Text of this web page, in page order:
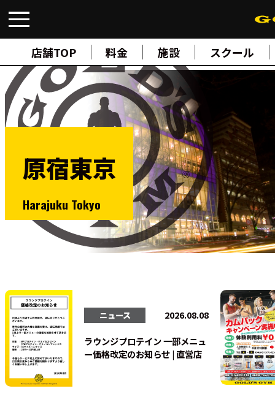
店舗TOP 料金 施設 スクール
FIND A GYM 店舗検索
ABOUT ゴールドジムについて
SUPPORT トレーニングサポート
SCHOOLスクール
STUDIO
JOINご入会について
NEWS ニュース
SHOPオンラインストア
原宿東京
Harajuku Tokyo
ニュース 2026.08.08
ラウンジプロテイン 一部メニュ
ー価格改定のお知らせ | 直営店